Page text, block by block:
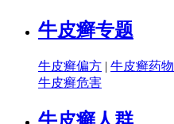
牛皮癣专题
牛皮癣偏方 | 牛皮癣药物
牛皮癣危害
牛皮癣人群